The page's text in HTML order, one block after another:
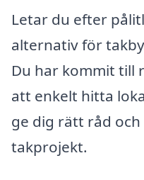
Letar du efter
alternativ för
Du har kommit till
att enkelt hitta
ge dig rätt råd
takprojekt.